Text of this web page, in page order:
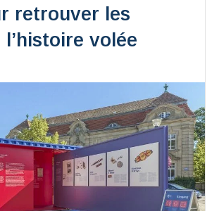
retrouver les
volée